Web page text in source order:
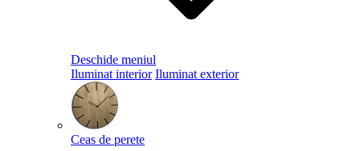
Deschide meniul
Iluminat interior Iluminat exterior
Ceas de perete